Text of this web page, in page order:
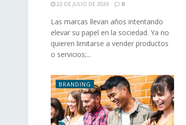
22 DE JULIO DE 2026
0
Las marcas llevan años intentando
elevar su papel en la sociedad. Ya no
quieren limitarse a vender productos
o servicios;...
BRANDING